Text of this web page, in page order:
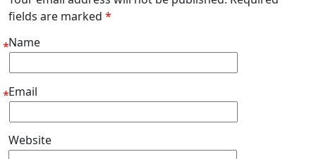
fields are marked *
Name
*
Email
*
Website